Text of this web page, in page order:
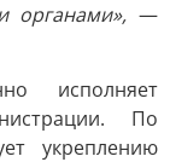
органами», —
исполняет
По
укреплению